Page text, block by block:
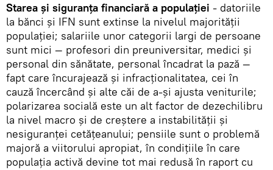
Starea şi siguranţa financiară a populaţiei - datoriile
la bănci şi IFN sunt extinse la nivelul majorităţii
populaţiei; salariile unor categorii largi de persoane
sunt mici — profesori din preuniversitar, medici şi
personal din sănătate, personal încadrat la pază —
fapt care încurajează şi infracţionalitatea, cei în
cauză încercând şi alte căi de a-şi ajusta veniturile;
polarizarea socială este un alt factor de dezechilibru
la nivel macro şi de creştere a instabilităţii şi
nesiguranţei cetăţeanului; pensiile sunt o problemă
majoră a viitorului apropiat, în condiţiile în care
populaţia activă devine tot mai redusă în raport cu